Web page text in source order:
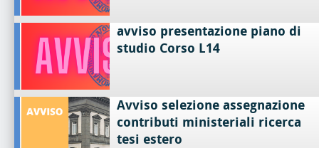
avviso presentazione piano di
studio Corso L14
Avviso selezione assegnazione
contributi ministeriali ricerca
tesi estero